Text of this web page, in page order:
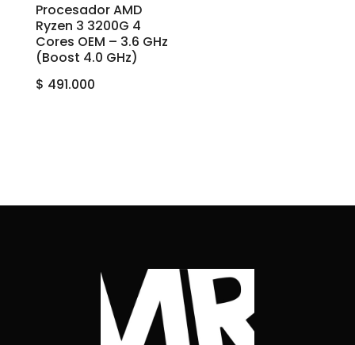
Procesador AMD
Ryzen 3 3200G 4
Cores OEM – 3.6 GHz
(Boost 4.0 GHz)
$ 491.000